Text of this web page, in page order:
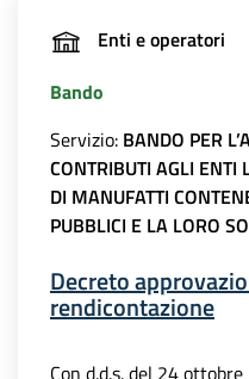
Enti e operatori
Bando
Servizio: BANDO PER
CONTRIBUTI AGLI ENTI
DI MANUFATTI
PUBBLICI E LA LORO
Decreto
rendicontazione
Con d.d.s. del 24